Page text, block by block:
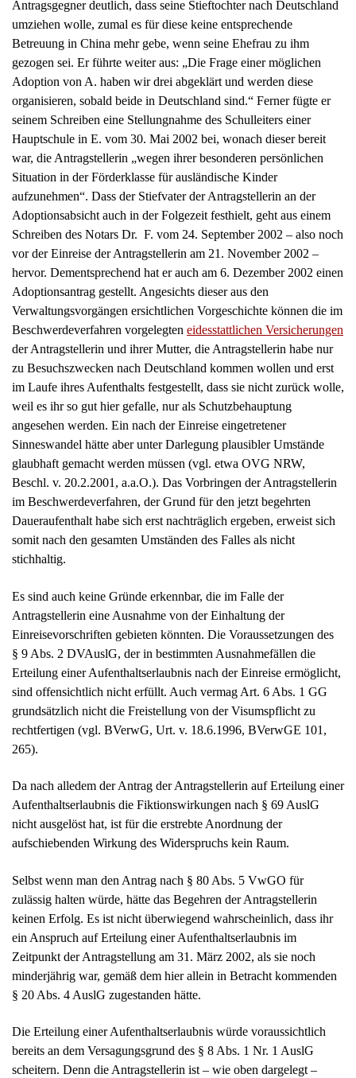
Antragsgegner deutlich, dass seine Stieftochter nach Deutschland
umziehen wolle, zumal es für diese keine entsprechende
Betreuung in China mehr gebe, wenn seine Ehefrau zu ihm
gezogen sei. Er führte weiter aus: „Die Frage einer möglichen
Adoption von A. haben wir drei abgeklärt und werden diese
organisieren, sobald beide in Deutschland sind.“ Ferner fügte er
seinem Schreiben eine Stellungnahme des Schulleiters einer
Hauptschule in E. vom 30. Mai 2002 bei, wonach dieser bereit
war, die Antragstellerin „wegen ihrer besonderen persönlichen
Situation in der Förderklasse für ausländische Kinder
aufzunehmen“. Dass der Stiefvater der Antragstellerin an der
Adoptionsabsicht auch in der Folgezeit festhielt, geht aus einem
Schreiben des Notars Dr. F. vom 24. September 2002 – also noch
vor der Einreise der Antragstellerin am 21. November 2002 –
hervor. Dementsprechend hat er auch am 6. Dezember 2002 einen
Adoptionsantrag gestellt. Angesichts dieser aus den
Verwaltungsvorgängen ersichtlichen Vorgeschichte können die im
Beschwerdeverfahren vorgelegten eidesstattlichen Versicherungen
der Antragstellerin und ihrer Mutter, die Antragstellerin habe nur
zu Besuchszwecken nach Deutschland kommen wollen und erst
im Laufe ihres Aufenthalts festgestellt, dass sie nicht zurück wolle,
weil es ihr so gut hier gefalle, nur als Schutzbehauptung
angesehen werden. Ein nach der Einreise eingetretener
Sinneswandel hätte aber unter Darlegung plausibler Umstände
glaubhaft gemacht werden müssen (vgl. etwa OVG NRW,
Beschl. v. 20.2.2001, a.a.O.). Das Vorbringen der Antragstellerin
im Beschwerdeverfahren, der Grund für den jetzt begehrten
Daueraufenthalt habe sich erst nachträglich ergeben, erweist sich
somit nach den gesamten Umständen des Falles als nicht
stichhaltig.
Es sind auch keine Gründe erkennbar, die im Falle der
Antragstellerin eine Ausnahme von der Einhaltung der
Einreisevorschriften gebieten könnten. Die Voraussetzungen des
§ 9 Abs. 2 DVAuslG, der in bestimmten Ausnahmefällen die
Erteilung einer Aufenthaltserlaubnis nach der Einreise ermöglicht,
sind offensichtlich nicht erfüllt. Auch vermag Art. 6 Abs. 1 GG
grundsätzlich nicht die Freistellung von der Visumspflicht zu
rechtfertigen (vgl. BVerwG, Urt. v. 18.6.1996, BVerwGE 101,
265).
Da nach alledem der Antrag der Antragstellerin auf Erteilung einer
Aufenthaltserlaubnis die Fiktionswirkungen nach § 69 AuslG
nicht ausgelöst hat, ist für die erstrebte Anordnung der
aufschiebenden Wirkung des Widerspruchs kein Raum.
Selbst wenn man den Antrag nach § 80 Abs. 5 VwGO für
zulässig halten würde, hätte das Begehren der Antragstellerin
keinen Erfolg. Es ist nicht überwiegend wahrscheinlich, dass ihr
ein Anspruch auf Erteilung einer Aufenthaltserlaubnis im
Zeitpunkt der Antragstellung am 31. März 2002, als sie noch
minderjährig war, gemäß dem hier allein in Betracht kommenden
§ 20 Abs. 4 AuslG zugestanden hätte.
Die Erteilung einer Aufenthaltserlaubnis würde voraussichtlich
bereits an dem Versagungsgrund des § 8 Abs. 1 Nr. 1 AuslG
scheitern. Denn die Antragstellerin ist – wie oben dargelegt –